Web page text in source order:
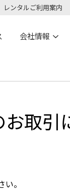
レンタルご利用案内
会社情報
取引
。